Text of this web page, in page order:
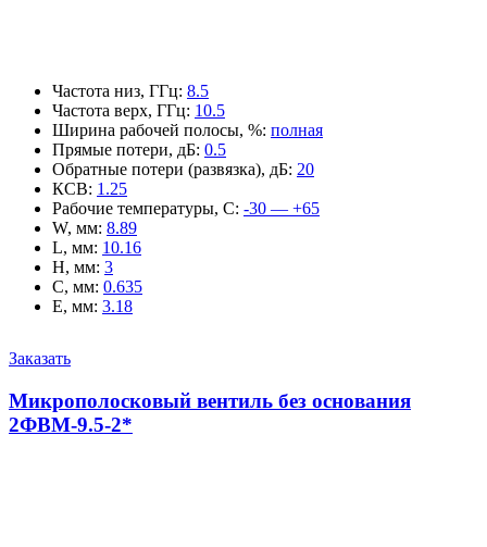
Частота низ, ГГц: 8.5
Частота верх, ГГц: 10.5
Ширина рабочей полосы, %: полная
Прямые потери, дБ: 0.5
Обратные потери (развязка), дБ: 20
КСВ: 1.25
Рабочие температуры, С: -30 — +65
W, мм: 8.89
L, мм: 10.16
H, мм: 3
C, мм: 0.635
E, мм: 3.18
Заказать
Микрополосковый вентиль без основания
2ФВМ-9.5-2*